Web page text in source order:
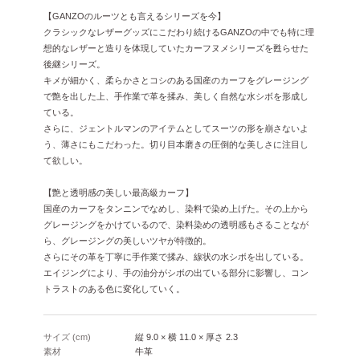
【GANZOのルーツとも言えるシリーズを今】
クラシックなレザーグッズにこだわり続けるGANZOの中でも特に理
想的なレザーと造りを体現していたカーフヌメシリーズを甦らせた
後継シリーズ。
キメが細かく、柔らかさとコシのある国産のカーフをグレージング
で艶を出した上、手作業で革を揉み、美しく自然な水シボを形成し
ている。
さらに、ジェントルマンのアイテムとしてスーツの形を崩さないよ
う、薄さにもこだわった。切り目本磨きの圧倒的な美しさに注目し
て欲しい。
【艶と透明感の美しい最高級カーフ】
国産のカーフをタンニンでなめし、染料で染め上げた。その上から
グレージングをかけているので、染料染めの透明感もさることなが
ら、グレージングの美しいツヤが特徴的。
さらにその革を丁寧に手作業で揉み、線状の水シボを出している。
エイジングにより、手の油分がシボの出ている部分に影響し、コン
トラストのある色に変化していく。
サイズ (cm)
縦 9.0 × 横 11.0 × 厚さ 2.3
素材
牛革